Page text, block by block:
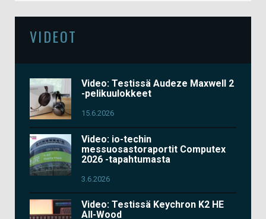
VIDEOT
Video: Testissä Audeze Maxwell 2
-pelikuulokkeet
15.6.2026
Video: io-techin
messuosastoraportit Computex
2026 -tapahtumasta
3.6.2026
Video: Testissä Keychron K2 HE
All-Wood